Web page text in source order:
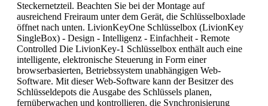
Steckernetzteil. Beachten Sie bei der Montage auf
ausreichend Freiraum unter dem Gerät, die Schlüsselboxlade
öffnet nach unten. LivionKeyOne Schlüsselbox (LivionKey
SingleBox) - Design - Intelligenz - Einfachheit - Remote
Controlled Die LivionKey-1 Schlüsselbox enthält auch eine
intelligente, elektronische Steuerung in Form einer
browserbasierten, Betriebssystem unabhängigen Web-
Software. Mit dieser Web-Software kann der Besitzer des
Schlüsseldepots die Ausgabe des Schlüssels planen,
fernüberwachen und kontrollieren, die Synchronisierung